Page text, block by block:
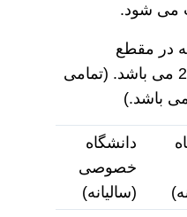
می شود.
در مقطع
کارشناسی در سال 2023 می باشد. (تمامی
باشد.)
دانشگاه
خصوصی
(سالیانه)